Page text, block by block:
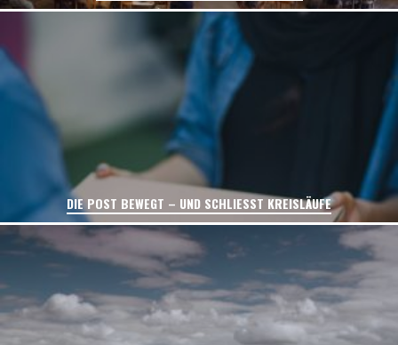
DIE POST BEWEGT – UND SCHLIESST KREISLÄUFE